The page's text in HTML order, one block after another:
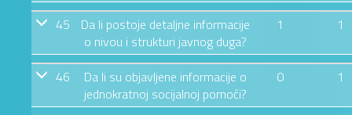
45
Da li postoje detaljne informacije
o nivou i strukturi javnog duga?
1 1
46
Da li su objavljene informacije o
jednokratnoj socijalnoj pomoći?
0 1